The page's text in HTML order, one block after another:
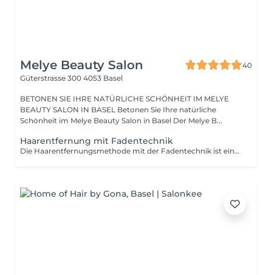
Melye Beauty Salon
40
Güterstrasse 300 4053 Basel
BETONEN SIE IHRE NATÜRLICHE SCHÖNHEIT IM MELYE
BEAUTY SALON IN BASEL Betonen Sie Ihre natürliche
Schönheit im Melye Beauty Salon in Basel Der Melye B...
Haarentfernung mit Fadentechnik
Die Haarentfernungsmethode mit der Fadentechnik ist eine natürliche und effektive Ausführung, die gleichzeitig sanfter für deine Haut ist. Wenn du empfindliche und zarte Haut hast, aber dennoch kleine Härchen oder Flaum und unerwünschte Gesichtsbehaarung loswerden möchtest, probier doch mal die Fadentechnik aus.